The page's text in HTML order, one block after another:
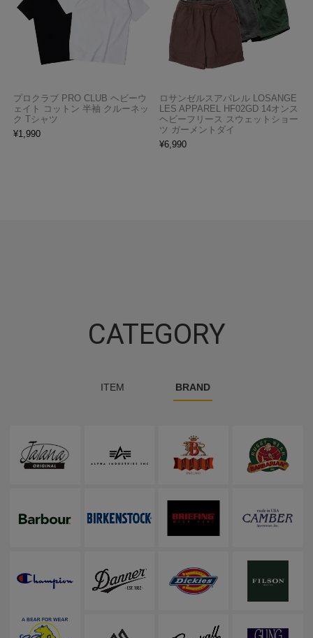
プロクラブ PRO CLUB ヘビーウ
ェイト コットン 半袖 クルーネッ
ク Tシャツ
¥1,990
ロサンゼルスアパレル LOSANGE
LES APPAREL HF02GD 14オンス
ヘビーフリース スウェットショー
ツ ガーメントダイ
¥6,990
CATEGORY
ITEM BRAND